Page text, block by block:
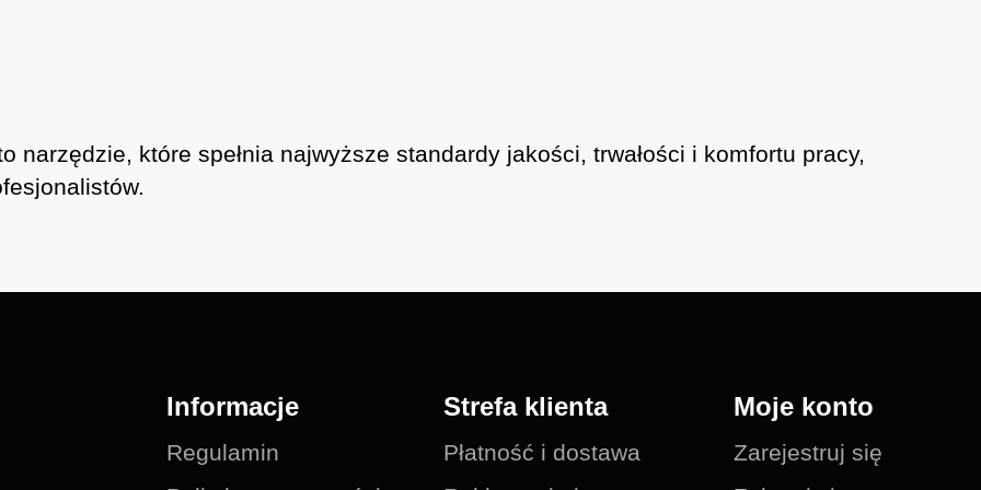
narzędzie, które spełnia najwyższe standardy jakości, trwałości i komfortu pracy,
Informacje
Regulamin
Strefa klienta
Płatność i dostawa
Moje konto
Zarejestruj się